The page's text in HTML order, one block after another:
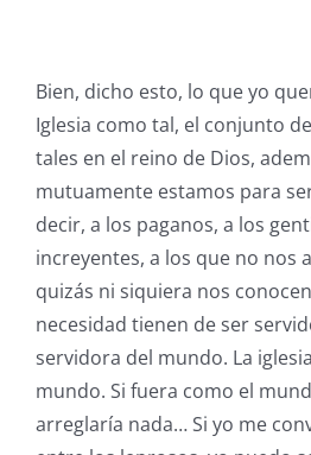
Bien, dicho esto, lo que yo
Iglesia como tal, el conjunto
tales en el reino de Dios,
mutuamente estamos para
decir, a los paganos, a los
increyentes, a los que no nos
quizás ni siquiera nos
necesidad tienen de ser
servidora del mundo. La
mundo. Si fuera como el
arreglaría nada… Si yo me